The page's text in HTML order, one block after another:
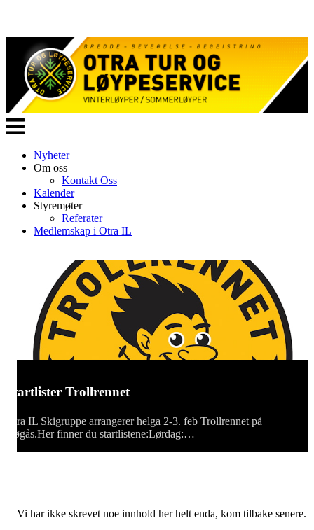
Veksle
navigasjon
Nyheter
Om oss
Kontakt Oss
Kalender
Styremøter
Referater
Medlemskap i Otra IL
Startlister Trollrennet
Otra IL Skigruppe arrangerer helga 2-3. feb Trollrennet på
Høgås.Her finner du startlistene:Lørdag:…
Vi har ikke skrevet noe innhold her helt enda, kom tilbake senere.